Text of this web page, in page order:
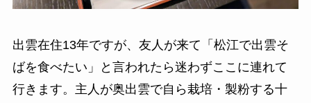
出雲在住13年ですが、友人が来て「松江で出雲そ
ばを食べたい」と言われたら迷わずここに連れて
行きます。主人が奥出雲で自ら栽培・製粉する十